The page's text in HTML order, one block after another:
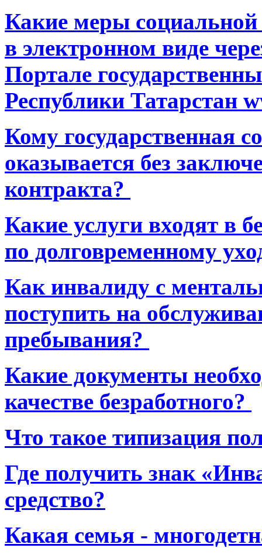
Какие меры
в электронном виде
Портале
Республики Татарстан
Кому государственная
оказывается без
контракта?
Какие услуги входят в
по долговременному
Как инвалиду с
поступить на
пребывания?
Какие документы
качестве безработного?
Что такое типизация
Где получить знак
средство?
Какая семья -